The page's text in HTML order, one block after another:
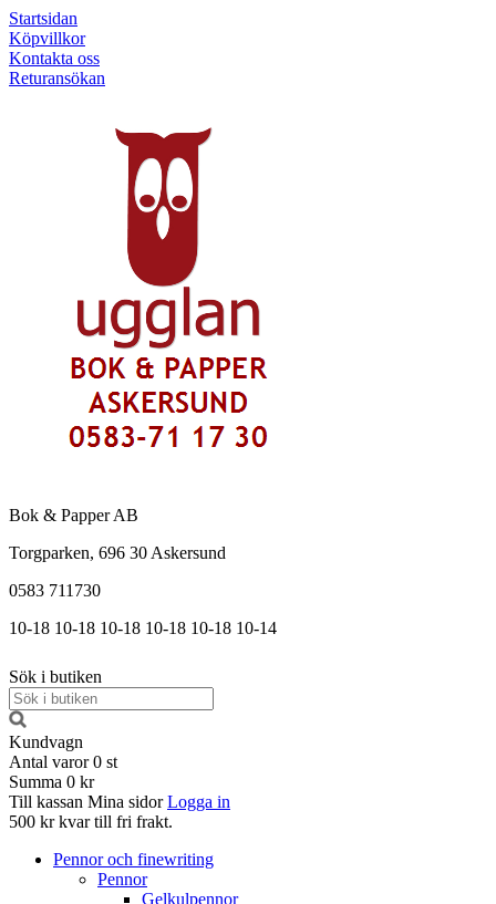
Startsidan
Köpvillkor
Kontakta oss
Returansökan
Bok & Papper AB
Torgparken, 696 30 Askersund
0583 711730
10-18 10-18 10-18 10-18 10-18 10-14
Sök i butiken
Kundvagn
Antal varor 0 st
Summa 0 kr
Till kassan Mina sidor Logga in
500 kr kvar till fri frakt.
Pennor och finewriting
Pennor
Gelkulpennor